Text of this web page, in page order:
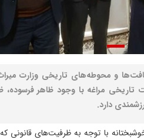
و محوطه‌های تاریخی وزارت
مراغه با وجود ظاهر فرسوده،
دارد.